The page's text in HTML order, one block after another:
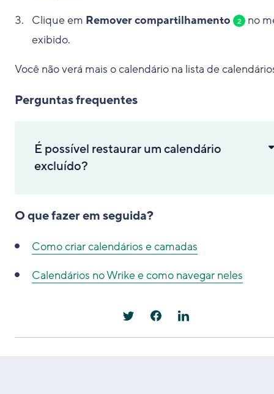
Clique em Remover compartilhamento 2
no
exibido.
Você não verá mais o calendário na lista de
Perguntas frequentes
É possível restaurar um calendário
excluído?
O que fazer em seguida?
Como criar calendários e camadas
Calendários no Wrike e como navegar neles